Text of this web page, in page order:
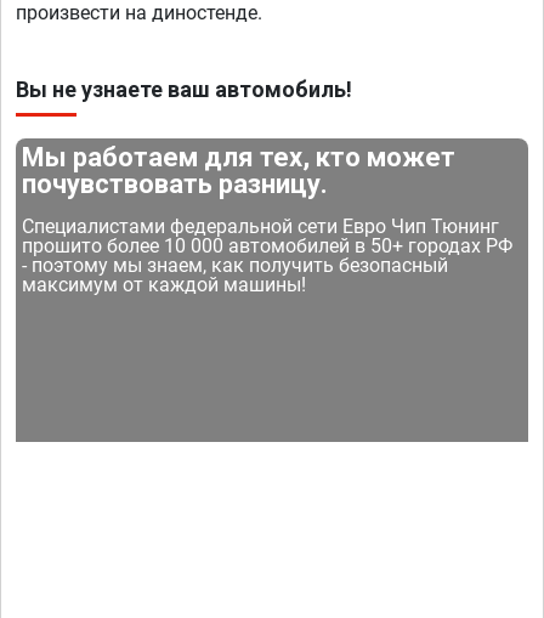
произвести на диностенде.
Вы не узнаете ваш автомобиль!
Мы работаем для тех, кто может
почувствовать разницу.
Специалистами федеральной сети Евро Чип Тюнинг
прошито более 10 000 автомобилей в 50+ городах РФ
- поэтому мы знаем, как получить безопасный
максимум от каждой машины!